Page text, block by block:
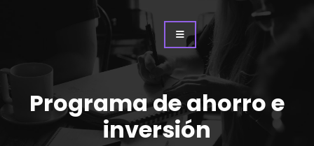
Programa de ahorro e
inversión